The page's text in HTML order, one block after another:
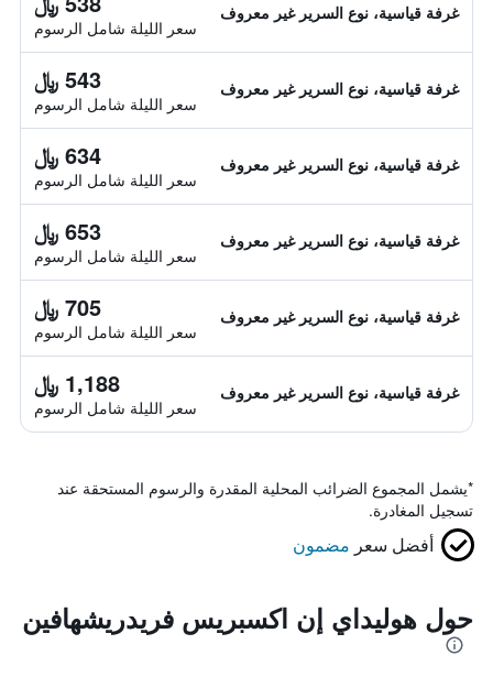
غرفة قياسية، نوع السرير غير معروف
سعر الليلة شامل الرسوم
غرفة قياسية، نوع السرير غير معروف 543 ﷼
سعر الليلة شامل الرسوم
غرفة قياسية، نوع السرير غير معروف 634 ﷼
سعر الليلة شامل الرسوم
غرفة قياسية، نوع السرير غير معروف 653 ﷼
سعر الليلة شامل الرسوم
غرفة قياسية، نوع السرير غير معروف 705 ﷼
سعر الليلة شامل الرسوم
غرفة قياسية، نوع السرير غير معروف 1,188 ﷼
سعر الليلة شامل الرسوم
*يشمل المجموع الضرائب المحلية المقدرة والرسوم المستحقة عند
تسجيل المغادرة.
أفضل سعر مضمون
حول هوليداي إن اكسبريس فريدريشهافين